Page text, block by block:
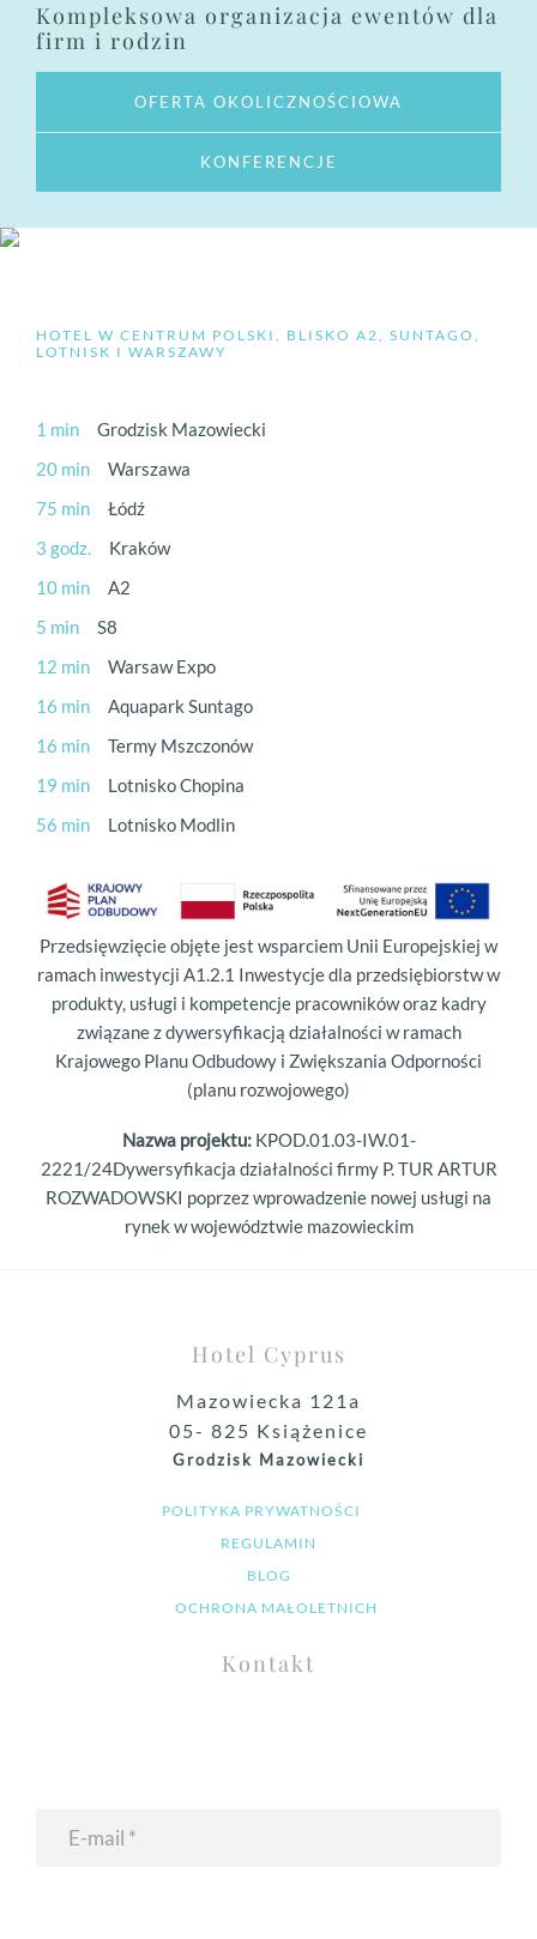
Kompleksowa organizacja ewentów dla
firm i rodzin
OFERTA OKOLICZNOŚCIOWA
KONFERENCJE
HOTEL W CENTRUM POLSKI, BLISKO A2, SUNTAGO,
LOTNISK I WARSZAWY
1 min
Grodzisk Mazowiecki
20 min
Warszawa
75 min
Łódź
3 godz.
Kraków
10 min
A2
5 min
S8
12 min
Warsaw Expo
16 min
Aquapark Suntago
16 min
Termy Mszczonów
19 min
Lotnisko Chopina
56 min
Lotnisko Modlin
Przedsięwzięcie objęte jest wsparciem Unii Europejskiej w
ramach inwestycji A1.2.1 Inwestycje dla przedsiębiorstw w
produkty, usługi i kompetencje pracowników oraz kadry
związane z dywersyfikacją działalności w ramach
Krajowego Planu Odbudowy i Zwiększania Odporności
(planu rozwojowego)
Nazwa projektu:KPOD.01.03-IW.01-
2221/24Dywersyfikacja działalności firmy P. TUR ARTUR
ROZWADOWSKI poprzez wprowadzenie nowej usługi na
rynek w województwie mazowieckim
Hotel Cyprus
Mazowiecka 121a
05- 825 Książenice
Grodzisk Mazowiecki
POLITYKA PRYWATNOŚCI
REGULAMIN
BLOG
OCHRONA MAŁOLETNICH
Kontakt